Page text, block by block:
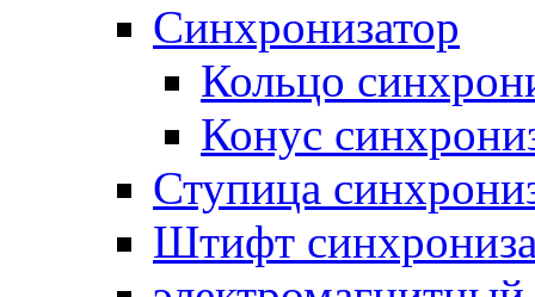
Синхронизатор
Кольцо
Конус
Ступица
Штифт